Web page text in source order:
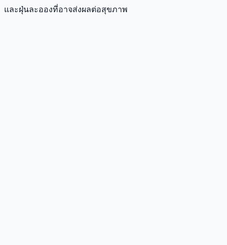
และฝุ่นละอองที่อาจส่งผลต่อสุขภาพ